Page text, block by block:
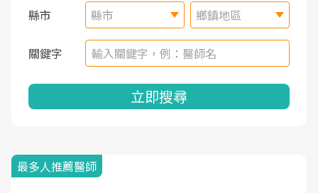
縣市 縣市 鄉鎮地區
關鍵字
立即搜尋
最多人推薦醫師